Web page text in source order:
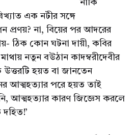
নাকি
এক নটীর সঙ্গে
প্রণয়? না, বিয়ের পর আদরের
ঠিক কোন ঘটনা দায়ী, কবির
নতুন বউঠান কাদম্বরীদেবীর
হয়ত বা জানতেন
আত্মহত্যার পরে হয়ত তাই
আত্মহত্যার কারণ জিজ্ঞেস করলে